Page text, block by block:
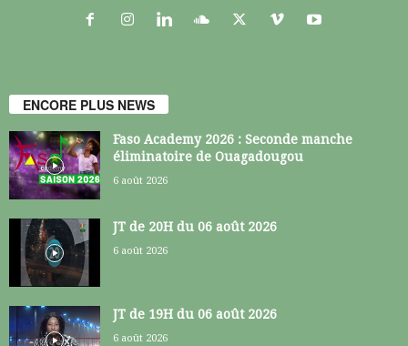
ENCORE PLUS NEWS
Faso Academy 2026 : Seconde manche
éliminatoire de Ouagadougou
6 août 2026
JT de 20H du 06 août 2026
6 août 2026
JT de 19H du 06 août 2026
6 août 2026